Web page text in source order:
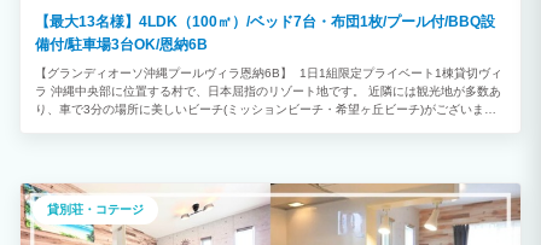
【最大13名様】4LDK（100㎡）/ベッド7台・布団1枚/プール付/BBQ設
備付/駐車場3台OK/恩納6B
【グランディオーソ沖縄プールヴィラ恩納6B】 1日1組限定プライベート1棟貸切ヴィ
ラ 沖縄中央部に位置する村で、日本屈指のリゾート地です。 近隣には観光地が多数あ
り、車で3分の場所に美しいビーチ(ミッションビーチ・希望ヶ丘ビーチ)がございま
貸別荘・コテージ